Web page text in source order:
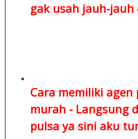
gak usah jauh-jauh
Cara memiliki agen
murah - Langsung
pulsa ya sini aku